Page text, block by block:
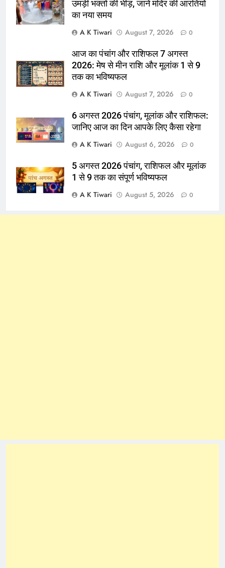
उमड़ी भक्तों की भीड़, जानें मंदिर की आरतियों
का नया समय
A K Tiwari
August 7, 2026 0
आज का पंचांग और राशिफल 7 अगस्त
2026: मेष से मीन राशि और मूलांक 1 से 9
तक का भविष्यफल
A K Tiwari
August 7, 2026 0
6 अगस्त 2026 पंचांग, मूलांक और राशिफल:
जानिए आज का दिन आपके लिए कैसा रहेगा
A K Tiwari
August 6, 2026 0
5 अगस्त 2026 पंचांग, राशिफल और मूलांक
1 से 9 तक का संपूर्ण भविष्यफल
A K Tiwari
August 5, 2026 0